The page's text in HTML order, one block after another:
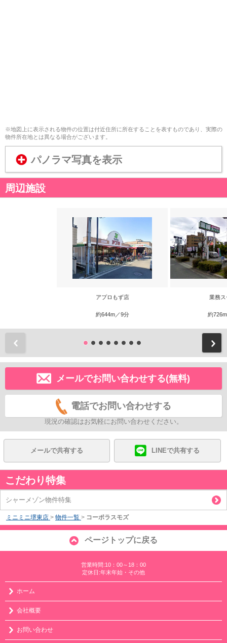
※地図上に表示される物件の位置は付近住所に所在することを表すものであり、実際の
物件所在地とは異なる場合がございます。
パノラマ写真を表示
周辺施設
アプロもず店
約644m／9分
業務ス
約
メールでお問い合わせする(無料)
電話でお問い合わせする
現況の確認はお気軽にお問い合わせください。
メールで共有する LINEで共有する
こだわり特集
シャーメゾン物件特集
ミニミニ堺東店 > 物件一覧 > コーポラスモズ
ページトップに戻る
営業時間:10：00～18：00
定休日:年末年始・その他
ホーム
会社概要
お問い合わせ